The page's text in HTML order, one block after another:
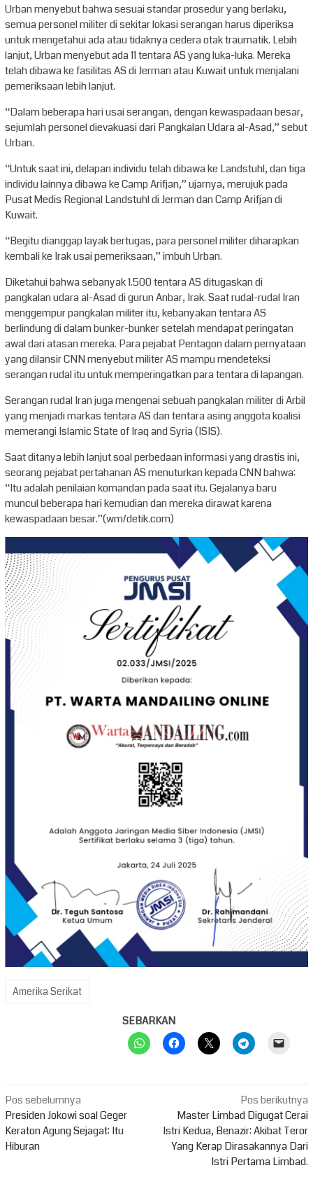
Urban menyebut bahwa sesuai standar prosedur yang berlaku,
semua personel militer di sekitar lokasi serangan harus diperiksa
untuk mengetahui ada atau tidaknya cedera otak traumatik. Lebih
lanjut, Urban menyebut ada 11 tentara AS yang luka-luka. Mereka
telah dibawa ke fasilitas AS di Jerman atau Kuwait untuk menjalani
pemeriksaan lebih lanjut.
“Dalam beberapa hari usai serangan, dengan kewaspadaan besar,
sejumlah personel dievakuasi dari Pangkalan Udara al-Asad,” sebut
Urban.
“Untuk saat ini, delapan individu telah dibawa ke Landstuhl, dan tiga
individu lainnya dibawa ke Camp Arifjan,” ujarnya, merujuk pada
Pusat Medis Regional Landstuhl di Jerman dan Camp Arifjan di
Kuwait.
“Begitu dianggap layak bertugas, para personel militer diharapkan
kembali ke Irak usai pemeriksaan,” imbuh Urban.
Diketahui bahwa sebanyak 1.500 tentara AS ditugaskan di
pangkalan udara al-Asad di gurun Anbar, Irak. Saat rudal-rudal Iran
menggempur pangkalan militer itu, kebanyakan tentara AS
berlindung di dalam bunker-bunker setelah mendapat peringatan
awal dari atasan mereka. Para pejabat Pentagon dalam pernyataan
yang dilansir CNN menyebut militer AS mampu mendeteksi
serangan rudal itu untuk memperingatkan para tentara di lapangan.
Serangan rudal Iran juga mengenai sebuah pangkalan militer di Arbil
yang menjadi markas tentara AS dan tentara asing anggota koalisi
memerangi Islamic State of Iraq and Syria (ISIS).
Saat ditanya lebih lanjut soal perbedaan informasi yang drastis ini,
seorang pejabat pertahanan AS menuturkan kepada CNN bahwa:
“Itu adalah penilaian komandan pada saat itu. Gejalanya baru
muncul beberapa hari kemudian dan mereka dirawat karena
kewaspadaan besar.”(wm/detik.com)
Amerika Serikat
SEBARKAN
Navigasi
pos
Pos sebelumnya
Presiden Jokowi soal Geger
Keraton Agung Sejagat: Itu
Hiburan
Pos berikutnya
Master Limbad Digugat Cerai
Istri Kedua, Benazir: Akibat Teror
Yang Kerap Dirasakannya Dari
Istri Pertama Limbad.